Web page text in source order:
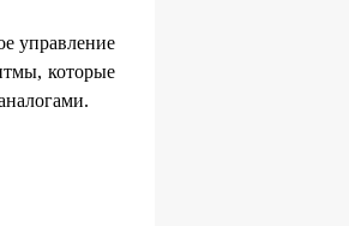
управление
которые